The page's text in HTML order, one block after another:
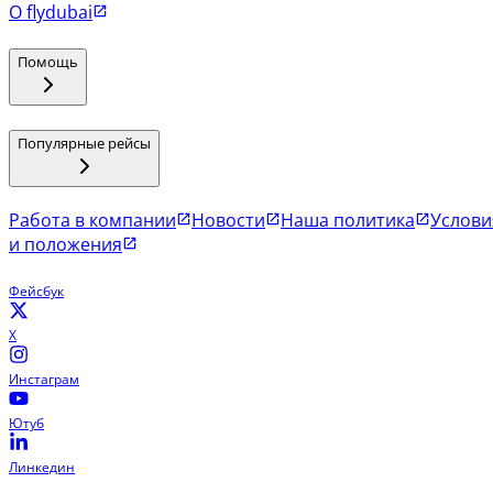
О flydubai
Помощь
Популярные рейсы
Работа в компании Новости Наша политика
и положения
Фейсбук
X
Инстаграм
Ютуб
Линкедин